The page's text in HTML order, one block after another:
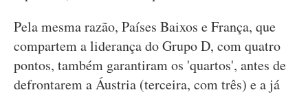
Pela mesma razão, Países Baixos e França, que
compartem a liderança do Grupo D, com quatro
pontos, também garantiram os 'quartos', antes de
defrontarem a Áustria (terceira, com três) e a já